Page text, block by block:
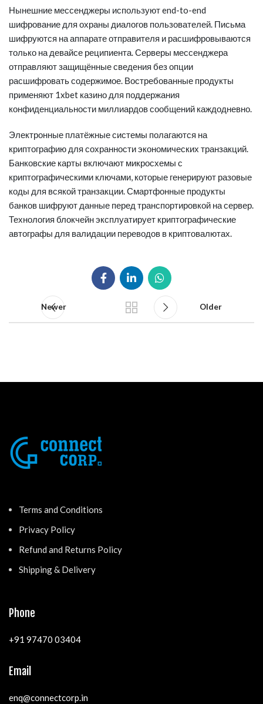
Нынешние мессенджеры используют end-to-end
шифрование для охраны диалогов пользователей. Письма
шифруются на аппарате отправителя и расшифровываются
только на девайсе реципиента. Серверы мессенджера
отправляют защищённые сведения без опции
расшифровать содержимое. Востребованные продукты
применяют 1xbet казино для поддержания
конфиденциальности миллиардов сообщений каждодневно.
Электронные платёжные системы полагаются на
криптографию для сохранности экономических транзакций.
Банковские карты включают микросхемы с
криптографическими ключами, которые генерируют разовые
коды для всякой транзакции. Смартфонные продукты
банков шифруют данные перед транспортировкой на сервер.
Технология блокчейн эксплуатирует криптографические
автографы для валидации переводов в криптовалютах.
Newer Older
Terms and Conditions
Privacy Policy
Refund and Returns Policy
Shipping & Delivery
Phone
+91 97470 03404
Email
enq@connectcorp.in